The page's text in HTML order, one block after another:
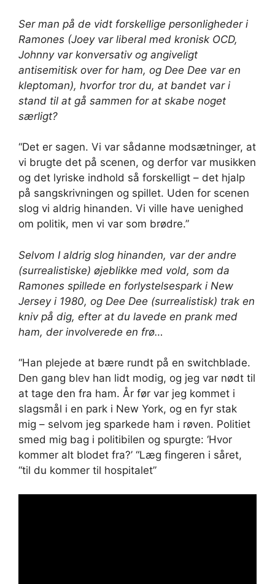
Ser man på de vidt forskellige personligheder i
Ramones (Joey var liberal med kronisk OCD,
Johnny var konversativ og angiveligt
antisemitisk over for ham, og Dee Dee var en
kleptoman), hvorfor tror du, at bandet var i
stand til at gå sammen for at skabe noget
særligt?
“Det er sagen. Vi var sådanne modsætninger, at
vi brugte det på scenen, og derfor var musikken
og det lyriske indhold så forskelligt – det hjalp
på sangskrivningen og spillet. Uden for scenen
slog vi aldrig hinanden. Vi ville have uenighed
om politik, men vi var som brødre.”
Selvom I aldrig slog hinanden, var der andre
(surrealistiske) øjeblikke med vold, som da
Ramones spillede en forlystelsespark i New
Jersey i 1980, og Dee Dee (surrealistisk) trak en
kniv på dig, efter at du lavede en prank med
ham, der involverede en frø…
“Han plejede at bære rundt på en switchblade.
Den gang blev han lidt modig, og jeg var nødt til
at tage den fra ham. År før var jeg kommet i
slagsmål i en park i New York, og en fyr stak
mig – selvom jeg sparkede ham i røven. Politiet
smed mig bag i politibilen og spurgte: ‘Hvor
kommer alt blodet fra?’ “Læg fingeren i såret,
“til du kommer til hospitalet”